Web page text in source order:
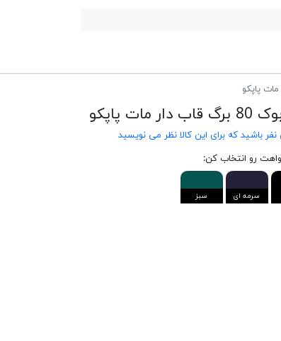
مات پاپکو
نفر باشید که برای این کالا نظر می نویسید
رو انتخاب کن:
سرمه ای سبز